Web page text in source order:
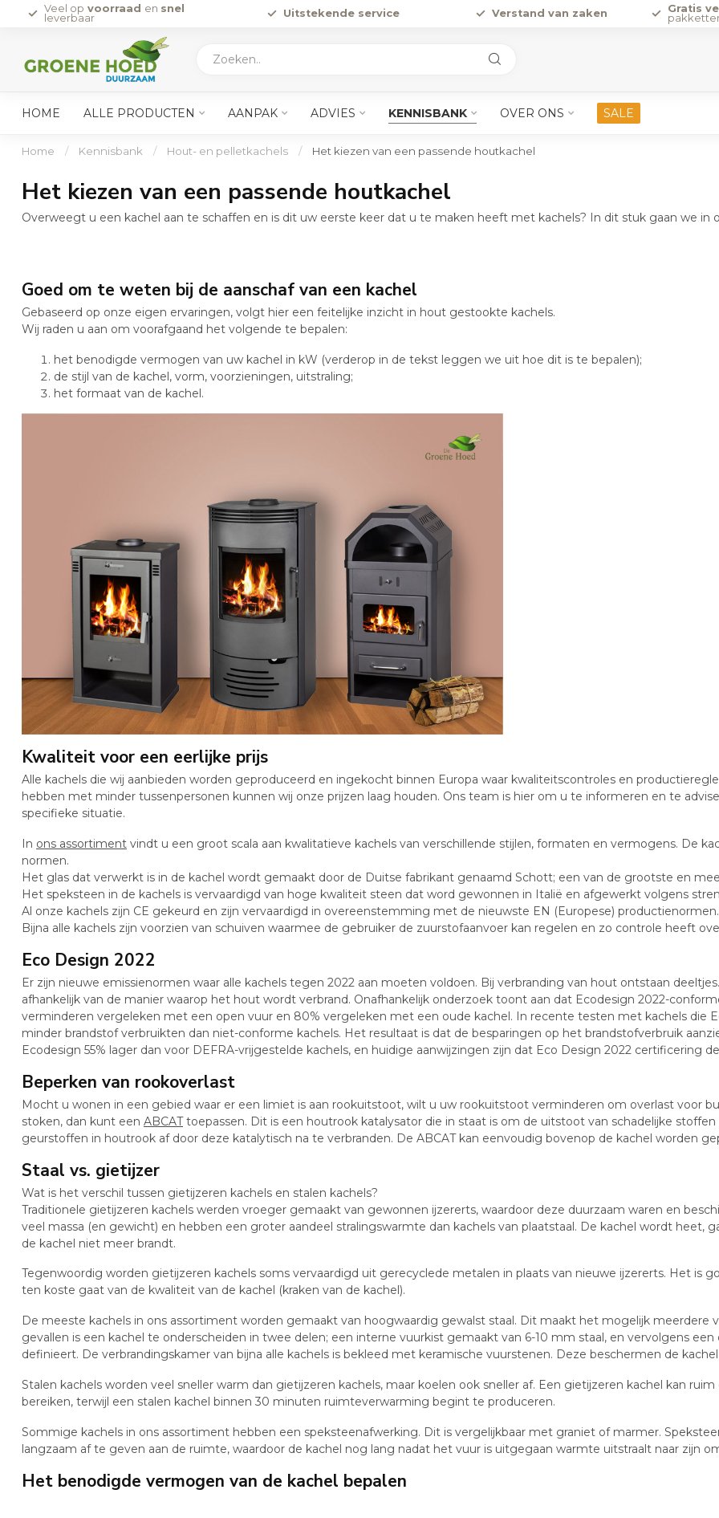
Veel op voorraad en snel
leverbaar
Uitstekende service Verstand van zaken Gratis
HOME ALLE PRODUCTEN AANPAK ADVIES KENNISBANK OVER ONS SALE
Home / Kennisbank / Hout- en pelletkachels / Het kiezen van een passende houtkachel
Het kiezen van een passende houtkachel
Overweegt u een kachel aan te schaffen en is dit uw eerste keer dat u te maken heeft met kachels? In dit stuk gaan we in
Goed om te weten bij de aanschaf van een kachel
Gebaseerd op onze eigen ervaringen, volgt hier een feitelijke inzicht in hout gestookte kachels.
Wij raden u aan om voorafgaand het volgende te bepalen:
het benodigde vermogen van uw kachel in kW (verderop in de tekst leggen we uit hoe dit is te bepalen);
de stijl van de kachel, vorm, voorzieningen, uitstraling;
het formaat van de kachel.
Kwaliteit voor een eerlijke prijs
Alle kachels die wij aanbieden worden geproduceerd en ingekocht binnen Europa waar kwaliteitscontroles en
hebben met minder tussenpersonen kunnen wij onze prijzen laag houden. Ons team is hier om u te informeren en te
specifieke situatie.
In ons assortiment vindt u een groot scala aan kwalitatieve kachels van verschillende stijlen, formaten en vermogens. De
normen.
Het glas dat verwerkt is in de kachel wordt gemaakt door de Duitse fabrikant genaamd Schott; een van de grootste en
Het speksteen in de kachels is vervaardigd van hoge kwaliteit steen dat word gewonnen in Italië en afgewerkt volgens
Al onze kachels zijn CE gekeurd en zijn vervaardigd in overeenstemming met de nieuwste EN (Europese) productienormen.
Bijna alle kachels zijn voorzien van schuiven waarmee de gebruiker de zuurstofaanvoer kan regelen en zo controle heeft
Eco Design 2022
Er zijn nieuwe emissienormen waar alle kachels tegen 2022 aan moeten voldoen. Bij verbranding van hout ontstaan
afhankelijk van de manier waarop het hout wordt verbrand. Onafhankelijk onderzoek toont aan dat Ecodesign 2022-
verminderen vergeleken met een open vuur en 80% vergeleken met een oude kachel. In recente testen met kachels die
minder brandstof verbruikten dan niet-conforme kachels. Het resultaat is dat de besparingen op het brandstofverbruik
Ecodesign 55% lager dan voor DEFRA-vrijgestelde kachels, en huidige aanwijzingen zijn dat Eco Design 2022 certificering
Beperken van rookoverlast
Mocht u wonen in een gebied waar er een limiet is aan rookuitstoot, wilt u uw rookuitstoot verminderen om overlast voor
stoken, dan kunt een ABCATtoepassen. Dit is een houtrook katalysator die in staat is om de uitstoot van schadelijke
geurstoffen in houtrook af door deze katalytisch na te verbranden. De ABCAT kan eenvoudig bovenop de kachel worden
Staal vs. gietijzer
Wat is het verschil tussen gietijzeren kachels en stalen kachels?
Traditionele gietijzeren kachels werden vroeger gemaakt van gewonnen ijzererts, waardoor deze duurzaam waren en
veel massa (en gewicht) en hebben een groter aandeel stralingswarmte dan kachels van plaatstaal. De kachel wordt heet,
de kachel niet meer brandt.
Tegenwoordig worden gietijzeren kachels soms vervaardigd uit gerecyclede metalen in plaats van nieuwe ijzererts. Het is
ten koste gaat van de kwaliteit van de kachel (kraken van de kachel).
De meeste kachels in ons assortiment worden gemaakt van hoogwaardig gewalst staal. Dit maakt het mogelijk
gevallen is een kachel te onderscheiden in twee delen; een interne vuurkist gemaakt van 6-10 mm staal, en vervolgens
definieert. De verbrandingskamer van bijna alle kachels is bekleed met keramische vuurstenen. Deze beschermen de
Stalen kachels worden veel sneller warm dan gietijzeren kachels, maar koelen ook sneller af. Een gietijzeren kachel kan
bereiken, terwijl een stalen kachel binnen 30 minuten ruimteverwarming begint te produceren.
Sommige kachels in ons assortiment hebben een speksteenafwerking. Dit is vergelijkbaar met graniet of marmer.
langzaam af te geven aan de ruimte, waardoor de kachel nog lang nadat het vuur is uitgegaan warmte uitstraalt naar zijn
Het benodigde vermogen van de kachel bepalen